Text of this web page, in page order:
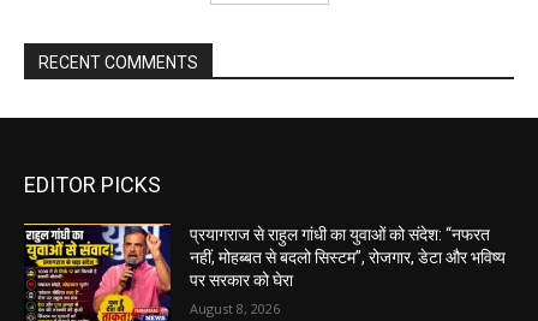
RECENT COMMENTS
EDITOR PICKS
प्रयागराज से राहुल गांधी का युवाओं को संदेश: “नफरत
नहीं, मोहब्बत से बदलो सिस्टम”, रोजगार, डेटा और भविष्य
पर सरकार को घेरा
August 8, 2026